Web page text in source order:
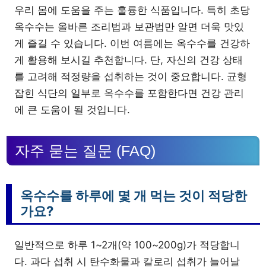
우리 몸에 도움을 주는 훌륭한 식품입니다. 특히 초당
옥수수는 올바른 조리법과 보관법만 알면 더욱 맛있
게 즐길 수 있습니다. 이번 여름에는 옥수수를 건강하
게 활용해 보시길 추천합니다. 단, 자신의 건강 상태
를 고려해 적정량을 섭취하는 것이 중요합니다. 균형
잡힌 식단의 일부로 옥수수를 포함한다면 건강 관리
에 큰 도움이 될 것입니다.
자주 묻는 질문 (FAQ)
옥수수를 하루에 몇 개 먹는 것이 적당한
가요?
일반적으로 하루 1~2개(약 100~200g)가 적당합니
다. 과다 섭취 시 탄수화물과 칼로리 섭취가 늘어날